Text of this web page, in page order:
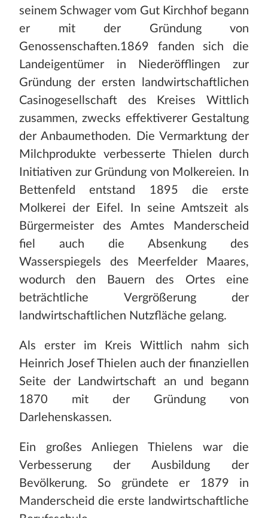
seinem Schwager vom Gut Kirchhof begann
er mit der Gründung von
Genossenschaften.1869 fanden sich die
Landeigentümer in Niederöfflingen zur
Gründung der ersten landwirtschaftlichen
Casinogesellschaft des Kreises Wittlich
zusammen, zwecks effektiverer Gestaltung
der Anbaumethoden. Die Vermarktung der
Milchprodukte verbesserte Thielen durch
Initiativen zur Gründung von Molkereien. In
Bettenfeld entstand 1895 die erste
Molkerei der Eifel. In seine Amtszeit als
Bürgermeister des Amtes Manderscheid
fiel auch die Absenkung des
Wasserspiegels des Meerfelder Maares,
wodurch den Bauern des Ortes eine
beträchtliche Vergrößerung der
landwirtschaftlichen Nutzfläche gelang.
Als erster im Kreis Wittlich nahm sich
Heinrich Josef Thielen auch der finanziellen
Seite der Landwirtschaft an und begann
1870 mit der Gründung von
Darlehenskassen.
Ein großes Anliegen Thielens war die
Verbesserung der Ausbildung der
Bevölkerung. So gründete er 1879 in
Manderscheid die erste landwirtschaftliche